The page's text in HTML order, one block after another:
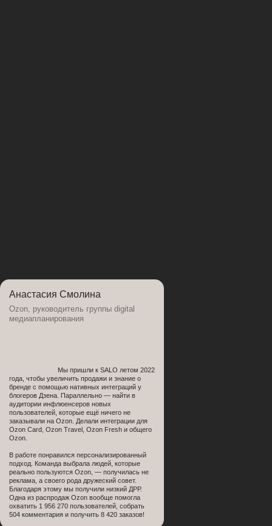
Ozon, руководитель группы digital
медиапланирования
Мы пришли к SALO летом 2022
года, чтобы увеличить продажи и знание о
бренде с помощью нативных интеграций у
блогеров Дзена. Параллельно — найти в
аудитории инфлюенсеров новых
пользователей, которые ещё ничего не
заказывали на Ozon. Делали интеграции для
Ozon Card, Ozon Travel, Ozon Fresh и общего
Ozon.
В работе понравился персонализированный
подход. Команда выбрала людей, которые
реально пользуются Ozon, — получилась не
реклама, а своего рода дружеский совет.
Благодаря этому мы получили низкий ДРР.
Одна из распродаж Ozon вообще помогла
охватить 1 956 270 пользователей, собрать
504 комментария и получить 8 420 заказов!
Анастасия Смолина